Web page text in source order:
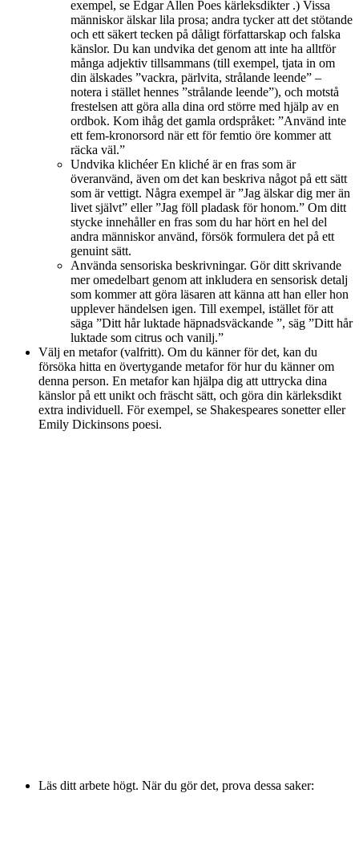
exempel, se Edgar Allen Poes kärleksdikter .) Vissa
människor älskar lila prosa; andra tycker att det stötande
och ett säkert tecken på dåligt författarskap och falska
känslor. Du kan undvika det genom att inte ha alltför
många adjektiv tillsammans (till exempel, tjata in om
din älskades ”vackra, pärlvita, strålande leende” –
notera i stället hennes ”strålande leende”), och motstå
frestelsen att göra alla dina ord större med hjälp av en
ordbok. Kom ihåg det gamla ordspråket: ”Använd inte
ett fem-kronorsord när ett för femtio öre kommer att
räcka väl.”
Undvika klichéer En kliché är en fras som är
överanvänd, även om det kan beskriva något på ett sätt
som är vettigt. Några exempel är ”Jag älskar dig mer än
livet självt” eller ”Jag föll pladask för honom.” Om ditt
stycke innehåller en fras som du har hört en hel del
andra människor använd, försök formulera det på ett
genuint sätt.
Använda sensoriska beskrivningar. Gör ditt skrivande
mer omedelbart genom att inkludera en sensorisk detalj
som kommer att göra läsaren att känna att han eller hon
upplever händelsen igen. Till exempel, istället för att
säga ”Ditt hår luktade häpnadsväckande ”, säg ”Ditt hår
luktade som citrus och vanilj.”
Välj en metafor (valfritt). Om du känner för det, kan du
försöka hitta en övertygande metafor för hur du känner om
denna person. En metafor kan hjälpa dig att uttrycka dina
känslor på ett unikt och fräscht sätt, och göra din kärleksdikt
extra individuell. För exempel, se Shakespeares sonetter eller
Emily Dickinsons poesi.
Läs ditt arbete högt. När du gör det, prova dessa saker: